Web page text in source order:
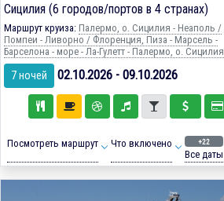
Сицилия (6 городов/портов в 4 странах)
Маршрут круиза: Палермо, о. Сицилия - Неаполь /
Помпеи - Ливорно / Флоренция, Пиза - Марсель -
Барселона - море - Ла-Гулетт - Палермо, о. Сицилия
7 ночей 02.10.2026 - 09.10.2026
Посмотреть маршрут Что включено +22
Все даты